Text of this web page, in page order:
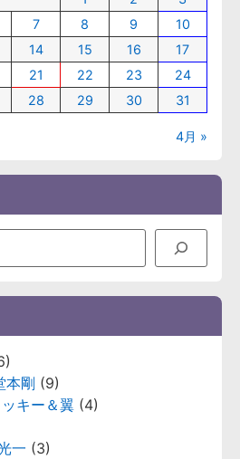
7 8 9
10
14 15 16
17
21 22 23
24
28 29 30 31
4月 »
本剛 (9)
キー＆翼 (4)
一 (3)